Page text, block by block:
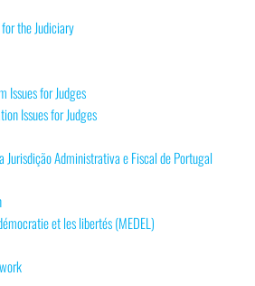
the Judiciary
Issues for Judges
Issues for Judges
Jurisdição Administrativa e Fiscal de Portugal
et les libertés (MEDEL)